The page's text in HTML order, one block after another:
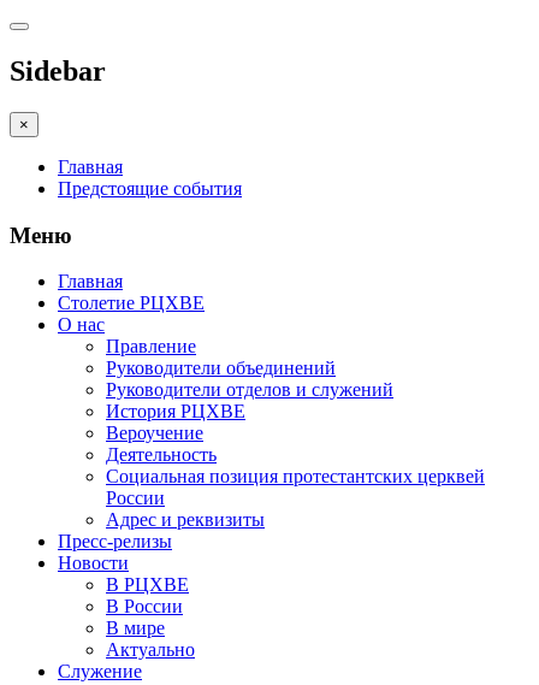
Sidebar
×
Главная
Предстоящие события
Меню
Главная
Столетие РЦХВЕ
О нас
Правление
Руководители объединений
Руководители отделов и служений
История РЦХВЕ
Вероучение
Деятельность
Социальная позиция протестантских церквей
России
Адрес и реквизиты
Пресс-релизы
Новости
В РЦХВЕ
В России
В мире
Актуально
Служение